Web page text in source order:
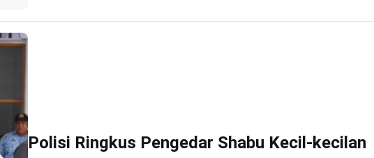
Polisi Ringkus Pengedar Shabu Kecil-kecilan